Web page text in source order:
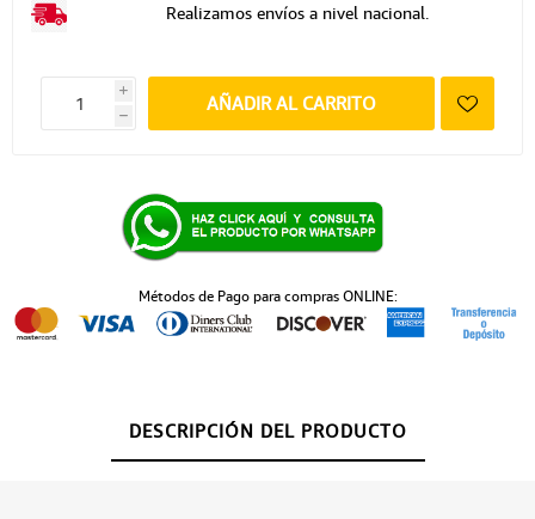
Realizamos envíos a nivel nacional.
i
h
AÑADIR AL CARRITO
Métodos de Pago para compras ONLINE:
DESCRIPCIÓN DEL PRODUCTO